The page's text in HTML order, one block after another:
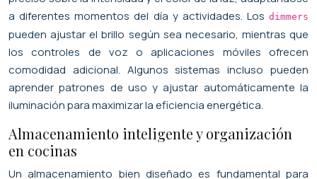
a diferentes momentos del día y actividades. Los dimmers
pueden ajustar el brillo según sea necesario, mientras que
los controles de voz o aplicaciones móviles ofrecen
comodidad adicional. Algunos sistemas incluso pueden
aprender patrones de uso y ajustar automáticamente la
iluminación para maximizar la eficiencia energética.
Almacenamiento inteligente y organización
en cocinas
Un almacenamiento bien diseñado es fundamental para